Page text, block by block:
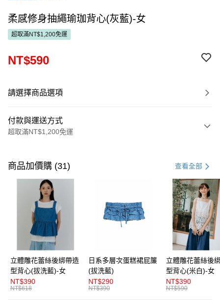
柔感修身抽繩瑜珈背心(灰藍)-女
超取滿NT$1,200免運
NT$590
請選擇商品選項
付款與運送方式
超取滿NT$1,200免運
信用卡一次付款
超商取貨付款
LINE Pay
Apple Pay
街口支付
悠遊付
AFTEE先享後付
相關說明
商品加價購 (31) 查看全部
立體雕花蕾絲後綁帶造
型背心(拔洗藍)-女
NT$390
NT$618
日系多層次蛋糕裙屁簾
(拔洗藍)
NT$290
NT$390
立體雕花蕾絲後
型背心(米白)-女
NT$390
NT$590